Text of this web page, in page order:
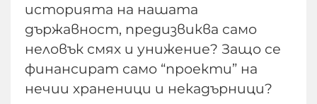
историята на нашата
държавност, предизвиква само
неловък смях и унижение? Защо се
финансират само “проекти” на
нечии храненици и некадърници?